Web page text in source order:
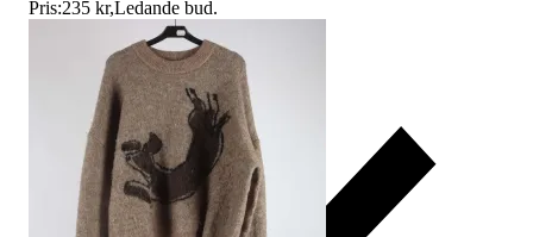
Pris:235 kr,Ledande bud.